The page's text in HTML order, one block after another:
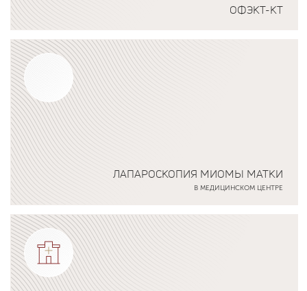
ОФЭКТ-КТ
Подробнее о программе
ЛАПАРОСКОПИЯ МИОМЫ МАТКИ
В МЕДИЦИНСКОМ ЦЕНТРЕ
Подробнее о программе